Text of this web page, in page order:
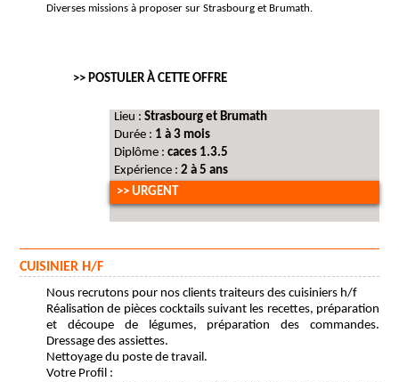
Diverses missions à proposer sur Strasbourg et Brumath.
>> POSTULER À CETTE OFFRE
Lieu : Strasbourg et Brumath
Durée : 1 à 3 mois
Diplôme : caces 1.3.5
Expérience : 2 à 5 ans
>> URGENT
CUISINIER H/F
Nous recrutons pour nos clients traiteurs des cuisiniers h/f
Réalisation de pièces cocktails suivant les recettes, préparation
et découpe de légumes, préparation des commandes.
Dressage des assiettes.
Nettoyage du poste de travail.
Votre Profil :